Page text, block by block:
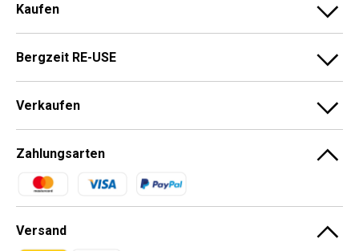
Kaufen
Bergzeit RE-USE
Verkaufen
Zahlungsarten
Zahlungsmethoden
Versand